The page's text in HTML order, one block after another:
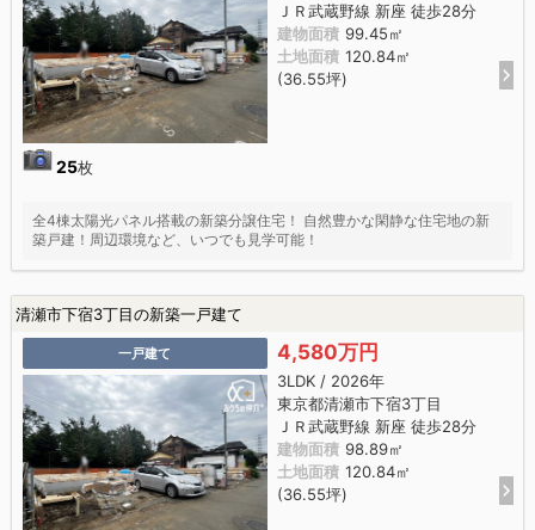
25枚
ＪＲ武蔵野線 新座 徒歩28分
建物面積 99.45㎡
土地面積 120.84㎡
(36.55坪)
全4棟太陽光パネル搭載の新築分譲住宅！ 自然豊かな閑静な住宅地の新
築戸建！周辺環境など、いつでも見学可能！
清瀬市下宿3丁目の新築一戸建て
一戸建て 4,580万円
3LDK / 2026年
東京都清瀬市下宿3丁目
ＪＲ武蔵野線 新座 徒歩28分
建物面積 98.89㎡
土地面積 120.84㎡
(36.55坪)